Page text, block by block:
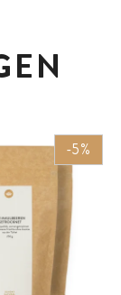
-5%